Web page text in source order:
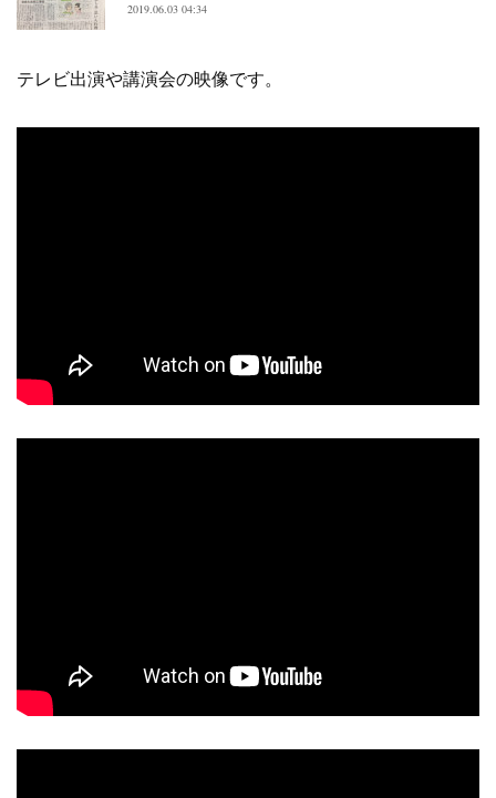
2019.06.03 04:34
テレビ出演や講演会の映像です。